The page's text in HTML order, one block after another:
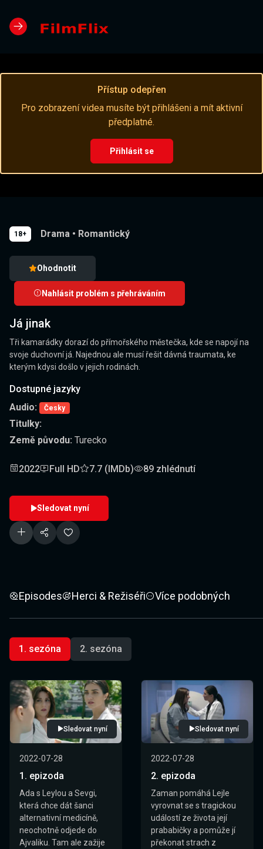
Přístup odepřen
Pro zobrazení videa musíte být přihlášeni a mít aktivní
předplatné.
Přihlásit se
18+ Drama • Romantický
Ohodnotit
Nahlásit problém s přehráváním
Já jinak
Tři kamarádky dorazí do přímořského městečka, kde se napojí na
svoje duchovní já. Najednou ale musí řešit dávná traumata, ke
kterým kdysi došlo v jejich rodinách.
Dostupné jazyky
Audio:
Česky
Titulky:
Země původu: Turecko
2022 Full HD 7.7 (IMDb) 89 zhlédnutí
Sledovat nyní
Episodes Herci & Režiséři Více podobných
1. sezóna 2. sezóna
Sledovat nyní
2022-07-28
1. epizoda
Ada s Leylou a Sevgi,
která chce dát šanci
alternativní medicíně,
neochotně odjede do
Ajvaliku. Tam ale zažije
Sledovat nyní
2022-07-28
2. epizoda
Zaman pomáhá Lejle
vyrovnat se s tragickou
událostí ze života její
prababičky a pomůže jí
překonat strach z